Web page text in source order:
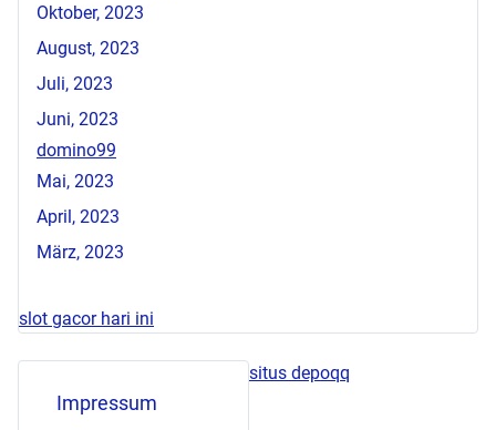
Oktober, 2023
August, 2023
Juli, 2023
Juni, 2023
domino99
Mai, 2023
April, 2023
März, 2023
slot gacor hari ini
Impressum
situs depoqq